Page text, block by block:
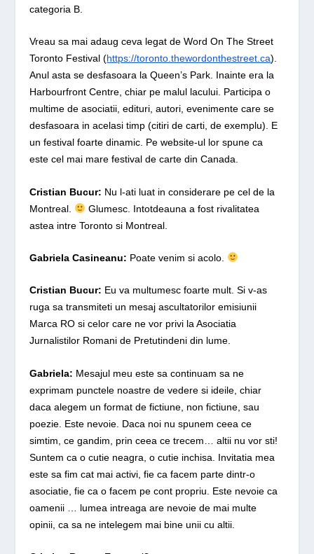
categoria B.
Vreau sa mai adaug ceva legat de Word On The Street
Toronto Festival (https://toronto.thewordonthestreet.ca).
Anul asta se desfasoara la Queen’s Park. Inainte era la
Harbourfront Centre, chiar pe malul lacului. Participa o
multime de asociatii, edituri, autori, evenimente care se
desfasoara in acelasi timp (citiri de carti, de exemplu). E
un festival foarte dinamic. Pe website-ul lor spune ca
este cel mai mare festival de carte din Canada.
Cristian Bucur: Nu l-ati luat in considerare pe cel de la
Montreal.
Glumesc. Intotdeauna a fost rivalitatea
astea intre Toronto si Montreal.
Gabriela Casineanu: Poate venim si acolo.
Cristian Bucur: Eu va multumesc foarte mult. Si v-as
ruga sa transmiteti un mesaj ascultatorilor emisiunii
Marca RO si celor care ne vor privi la Asociatia
Jurnalistilor Romani de Pretutindeni din lume.
Gabriela: Mesajul meu este sa continuam sa ne
exprimam punctele noastre de vedere si ideile, chiar
daca alegem un format de fictiune, non fictiune, sau
poezie. Este nevoie. Daca noi nu spunem ceea ce
simtim, ce gandim, prin ceea ce trecem… altii nu vor sti!
Suntem ca o cutie neagra, o cutie inchisa. Invitatia mea
este sa fim cat mai activi, fie ca facem parte dintr-o
asociatie, fie ca o facem pe cont propriu. Este nevoie ca
oamenii … lumea intreaga are nevoie de mai multe
opinii, ca sa ne intelegem mai bine unii cu altii.